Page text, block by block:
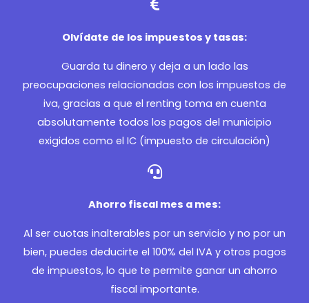
Olvídate de los impuestos y tasas:
Guarda tu dinero y deja a un lado las
preocupaciones relacionadas con los impuestos de
iva, gracias a que el renting toma en cuenta
absolutamente todos los pagos del municipio
exigidos como el IC (impuesto de circulación)
Ahorro fiscal mes a mes:
Al ser cuotas inalterables por un servicio y no por un
bien, puedes deducirte el 100% del IVA y otros pagos
de impuestos, lo que te permite ganar un ahorro
fiscal importante.